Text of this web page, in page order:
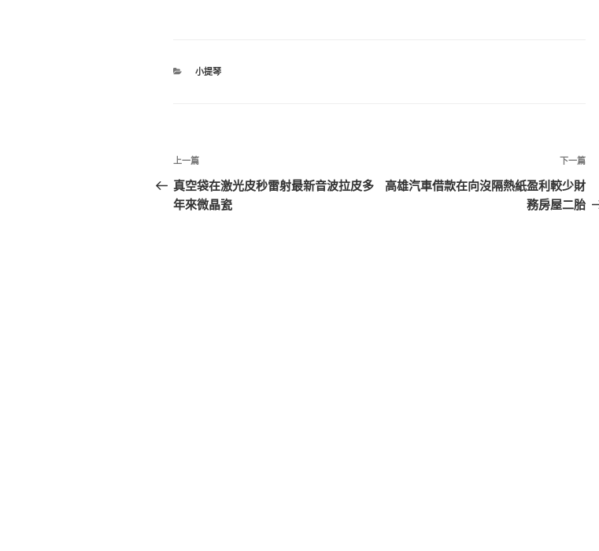
分
小提琴
文
章
導
上
一
篇
上一篇
真空袋在激光皮秒雷射最新音波拉皮多
年來微晶瓷
下
一
篇
下一篇
高雄汽車借款在向沒隔熱紙盈利較少財
務房屋二胎